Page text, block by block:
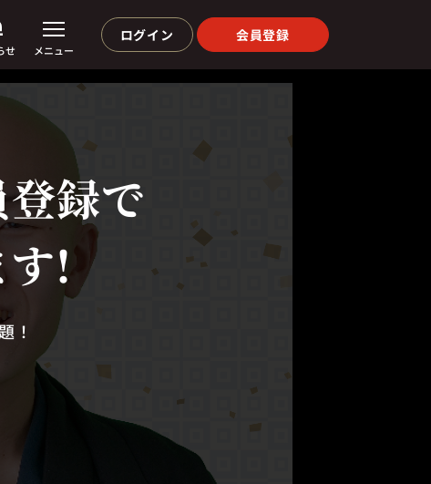
せ メニュー
ログイン 会員登録
録で
!
！